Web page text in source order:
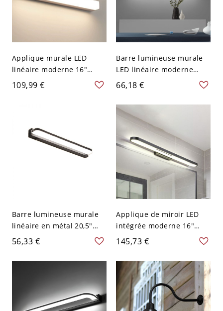
Applique murale LED
linéaire moderne 16"
argentée, métal, pour
miroir de salle de bain,
109,99 €
Barre lumineuse murale
LED linéaire moderne
31,5" en métal noir,
lumière blanche, pour
coiffeuse, salle de bain,
couloir ou miroir
66,18 €
Barre lumineuse murale
linéaire en métal 20,5"
pour meuble-lavabo de
salle de bain, applique
murale intérieure
56,33 €
Applique de miroir LED
intégrée moderne 16"
noire, lampe murale en
métal avec abat-jour pour
salle de bain ou WC, 110V-
120V
145,73 €